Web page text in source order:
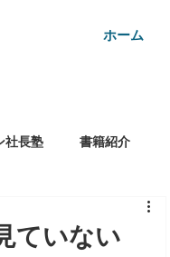
ホーム
社長塾 書籍紹介
ていない